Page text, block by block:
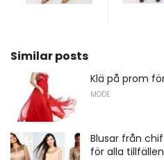
Similar posts
Klä på prom
MODE
Blusar från
för alla tillfällen